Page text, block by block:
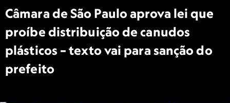
Câmara de São Paulo aprova lei que
proíbe distribuição de canudos
plásticos – texto vai para sanção do
prefeito